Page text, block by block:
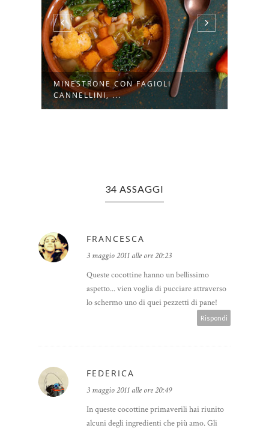
MINESTRONE CON FAGIOLI
CANNELLINI, ...
34 ASSAGGI
FRANCESCA
3 maggio 2011 alle ore 20:23
Queste cocottine hanno un bellissimo
aspetto... vien voglia di pucciare attraverso
lo schermo uno di quei pezzetti di pane!
Rispondi
FEDERICA
3 maggio 2011 alle ore 20:49
In queste cocottine primaverili hai riunito
alcuni degli ingredienti che più amo. Gli